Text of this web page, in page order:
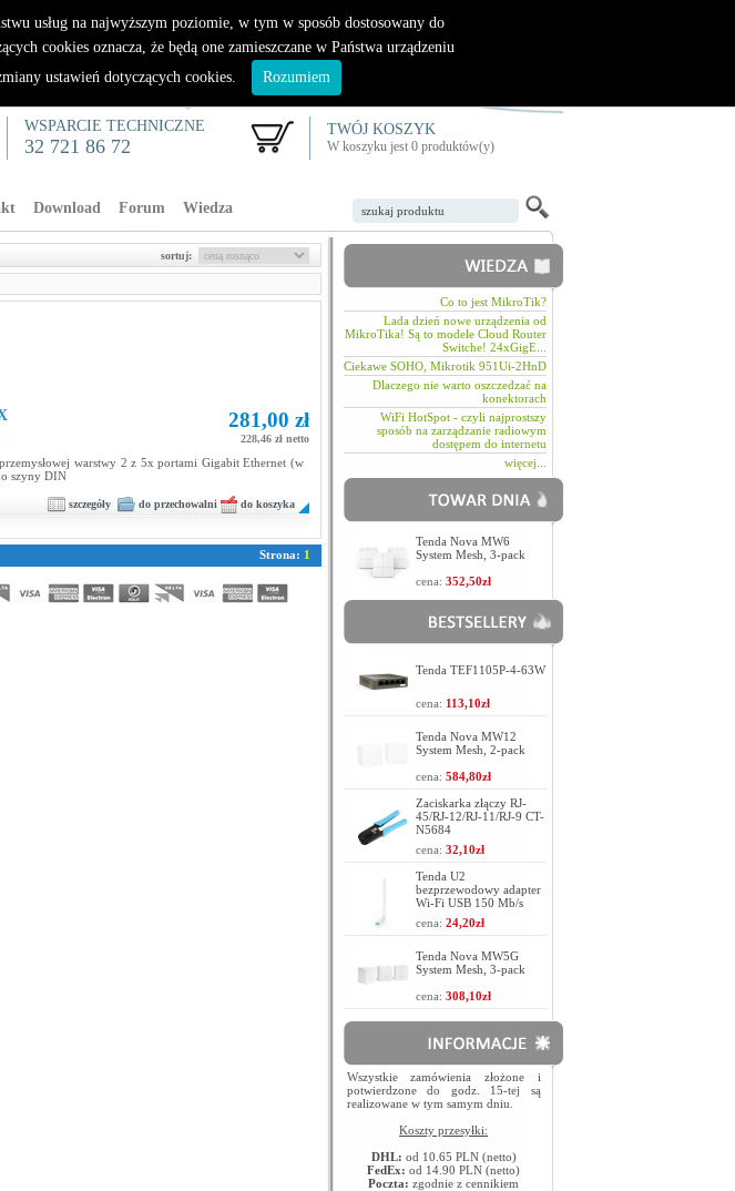
WSPARCIE TECHNICZNE
32 721 86 72
TWÓJ KOSZYK
W koszyku jest 0 produktów(y)
Download Forum Wiedza
sortuj:
281,00 zł
228,46 zł netto
warstwy 2 z 5x portami Gigabit Ethernet (w
szyny DIN
szczegóły do przechowalni do koszyka
Strona: 1
Co to jest MikroTik?
Lada dzień nowe urządzenia od
MikroTika! Są to modele Cloud Router
Switche! 24xGigE...
Ciekawe SOHO, Mikrotik 951Ui-2HnD
Dlaczego nie warto oszczedzać na
konektorach
WiFi HotSpot - czyli najprostszy
sposób na zarządzanie radiowym
dostępem do internetu
więcej...
Tenda Nova MW6
System Mesh, 3-pack
cena: 352,50zł
Tenda TEF1105P-4-63W
cena: 113,10zł
Tenda Nova MW12
System Mesh, 2-pack
cena: 584,80zł
Zaciskarka złączy RJ-
45/RJ-12/RJ-11/RJ-9 CT-
N5684
cena: 32,10zł
Tenda U2
bezprzewodowy adapter
Wi-Fi USB 150 Mb/s
cena: 24,20zł
Tenda Nova MW5G
System Mesh, 3-pack
cena: 308,10zł
Wszystkie zamówienia złożone i
potwierdzone do godz. 15-tej są
realizowane w tym samym dniu.
Koszty przesyłki:
DHL: od 10.65 PLN (netto)
FedEx: od 14.90 PLN (netto)
Poczta: zgodnie z cennikiem
usług na najwyższym poziomie, w tym w sposób dostosowany do
cookies oznacza, że będą one zamieszczane w Państwa urządzeniu
ustawień dotyczących cookies.
Rozumiem